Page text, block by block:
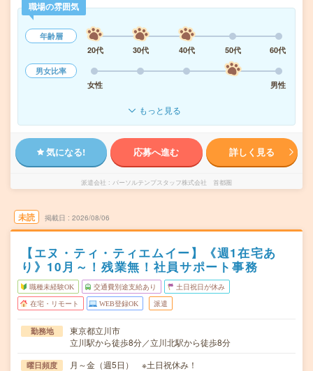
職場の雰囲気
年齢層
20代
30代 40代 50代
60代
男女比率
女性
男性
もっと見る
気になる! 応募へ進む 詳しく見る
派遣会社 パーソルテンプスタッフ株式会社 首都圏
未読 掲載日 2026/08/06
【エヌ・ティ・ティエムイー】《週1在宅あ
り》10月～！残業無！社員サポート事務
職種未経験OK 交通費別途支給あり 土日祝日が休み
在宅・リモート WEB登録OK 派遣
勤務地
東京都立川市
立川駅から徒歩8分／立川北駅から徒歩8分
曜日頻度 月～金（週5日） ※土日祝休み！